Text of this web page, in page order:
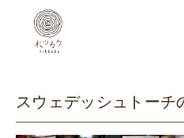
スウェデッシュトーチ